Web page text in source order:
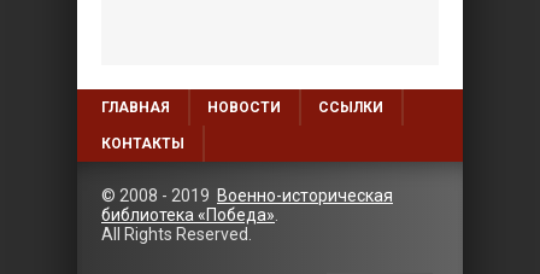
ГЛАВНАЯ НОВОСТИ ССЫЛКИ
КОНТАКТЫ
© 2008 - 2019 Военно-историческая
библиотека «Победа»
All Rights Reserved.